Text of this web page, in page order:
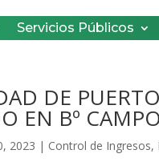
Servicios Públicos
DE
EN Bº
2023 | Control de Ingresos,